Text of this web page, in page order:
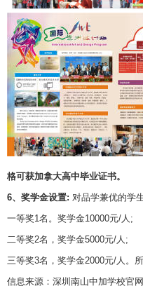
格可获加拿大高中毕业证书。
6、奖学金设置: 对品学兼优的学
一等奖1名。奖学金10000元/人;
二等奖2名，奖学金5000元/人;
三等奖3名，奖学金2000元/人。
信息来源：深圳南山中加学校官网